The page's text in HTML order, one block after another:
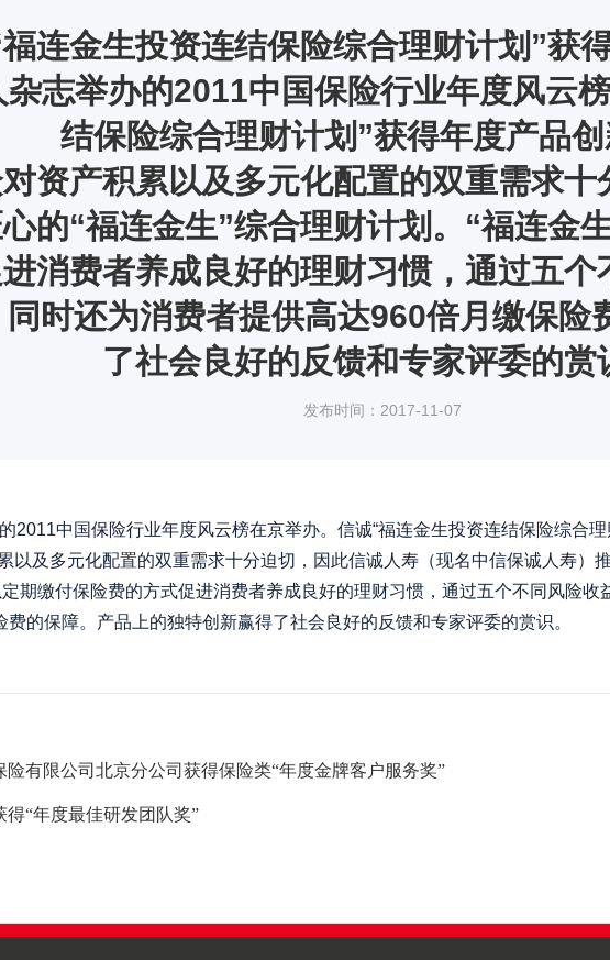
连金生投资连结保险综合理财计划”获
志举办的2011中国保险行业年度风云
结保险综合理财计划”获得年度产品创
资产积累以及多元化配置的双重需求
的“福连金生”综合理财计划。“福连金
消费者养成良好的理财习惯，通过五
时还为消费者提供高达960倍月缴保
了社会良好的反馈和专家评委的赏
发布时间：2017-11-07
2011中国保险行业年度风云榜在京举办。信诚“福连金生投资连结保险综合理
以及多元化配置的双重需求十分迫切，因此信诚人寿（现名中信保诚人寿）推
期缴付保险费的方式促进消费者养成良好的理财习惯，通过五个不同风险
的保障。产品上的独特创新赢得了社会良好的反馈和专家评委的赏识。
有限公司北京分公司获得保险类“年度金牌客户服务奖”
“年度最佳研发团队奖”